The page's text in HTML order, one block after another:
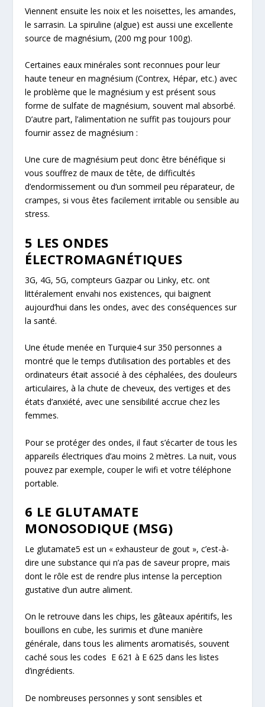
Viennent ensuite les noix et les noisettes, les amandes,
le sarrasin. La spiruline (algue) est aussi une excellente
source de magnésium, (200 mg pour 100g).
Certaines eaux minérales sont reconnues pour leur
haute teneur en magnésium (Contrex, Hépar, etc.) avec
le problème que le magnésium y est présent sous
forme de sulfate de magnésium, souvent mal absorbé.
D’autre part, l’alimentation ne suffit pas toujours pour
fournir assez de magnésium :
Une cure de magnésium peut donc être bénéfique si
vous souffrez de maux de tête, de difficultés
d’endormissement ou d’un sommeil peu réparateur, de
crampes, si vous êtes facilement irritable ou sensible au
stress.
5 LES ONDES
ÉLECTROMAGNÉTIQUES
3G, 4G, 5G, compteurs Gazpar ou Linky, etc. ont
littéralement envahi nos existences, qui baignent
aujourd’hui dans les ondes, avec des conséquences sur
la santé.
Une étude menée en Turquie4 sur 350 personnes a
montré que le temps d’utilisation des portables et des
ordinateurs était associé à des céphalées, des douleurs
articulaires, à la chute de cheveux, des vertiges et des
états d’anxiété, avec une sensibilité accrue chez les
femmes.
Pour se protéger des ondes, il faut s’écarter de tous les
appareils électriques d’au moins 2 mètres. La nuit, vous
pouvez par exemple, couper le wifi et votre téléphone
portable.
6 LE GLUTAMATE
MONOSODIQUE (MSG)
Le glutamate5 est un « exhausteur de gout », c’est-à-
dire une substance qui n’a pas de saveur propre, mais
dont le rôle est de rendre plusintense la perception
gustative d’un autre aliment.
On le retrouve dans les chips, les gâteaux apéritifs, les
bouillons en cube, les surimis et d’une manière
générale, dans tous les aliments aromatisés, souvent
caché sous les codes E 621 à E 625 dans les listes
d’ingrédients.
De nombreuses personnes y sont sensibles et